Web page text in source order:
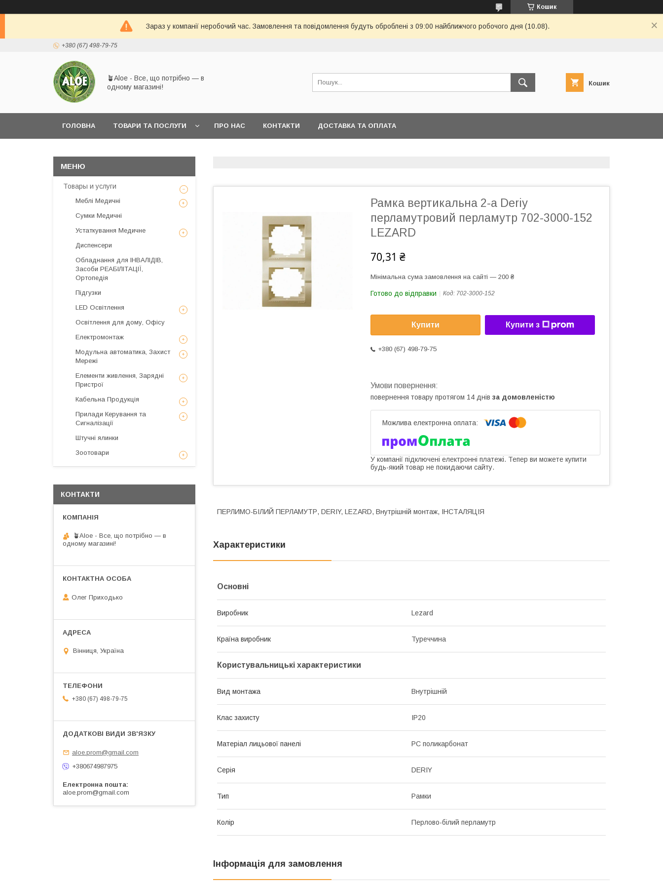
Кошик
Зараз у компанії неробочий час. Замовлення та повідомлення будуть оброблені з 09:00 найближчого робочого дня (10.08).
+380 (67) 498-79-75
🪴Aloe - Все, що потрібно — в
одному магазині!
Кошик
ГОЛОВНА ТОВАРИ ТА ПОСЛУГИ ПРО НАС КОНТАКТИ ДОСТАВКА ТА ОПЛАТА
Рамка вертикальна 2-а Deriy
перламутровий перламутр 702-3000-152
LEZARD
70,31 ₴
Мінімальна сума замовлення на сайті — 200 ₴
Готово до відправки Код: 702-3000-152
Купити Купити з
+380 (67) 498-79-75
повернення товару протягом 14 днів за домовленістю
У компанії підключені електронні платежі. Тепер ви можете купити
будь-який товар не покидаючи сайту.
ПЕРЛИМО-БІЛИЙ ПЕРЛАМУТР, DERIY, LEZARD, Внутрішній монтаж, ІНСТАЛЯЦІЯ
Характеристики
Основні
Виробник Lezard
Країна виробник Туреччина
Користувальницькі характеристики
Вид монтажа Внутрішній
Клас захисту IP20
Матеріал лицьової панелі PC поликарбонат
Серія DERIY
Тип Рамки
Колір Перлово-білий перламутр
Інформація для замовлення
Товары и услуги
Меблі Медичні
Сумки Медичні
Устаткування Медичне
Диспенсери
Обладнання для ІНВАЛІДІВ,
Засоби РЕАБІЛІТАЦІЇ,
Ортопедія
Підгузки
LED Освітлення
Освітлення для дому, Офісу
Електромонтаж
Модульна автоматика, Захист
Мережі
Елементи живлення, Зарядні
Пристрої
Кабельна Продукція
Прилади Керування та
Сигналізації
Штучні ялинки
Зоотовари
КОНТАКТИ
🪴Aloe - Все, що потрібно — в
одному магазині!
Олег Приходько
Вінниця, Україна
+380 (67) 498-79-75
aloe.prom@gmail.com
+380674987975
Електронна пошта
aloe.prom@gmail.com